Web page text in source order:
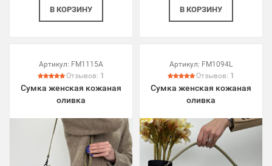
В КОРЗИНУ В КОРЗИНУ
Артикул: FM1115A
Отзывов: 1
Сумка женская кожаная
оливка
Артикул: FM1094L
Отзывов: 1
Сумка женская кожаная
оливка